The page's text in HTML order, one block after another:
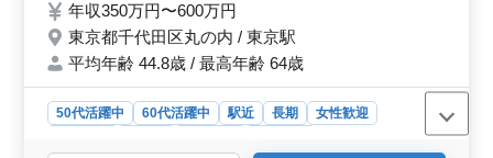
年収350万円〜600万円
東京都千代田区丸の内 / 東京駅
平均年齢 44.8歳 / 最高年齢 64歳
50代活躍中 60代活躍中 駅近 長期
女性歓迎